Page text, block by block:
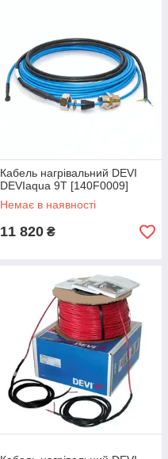
Кабель нагрівальний DEVI
DEVIaqua 9T [140F0009]
Немає в наявності
11 820 ₴